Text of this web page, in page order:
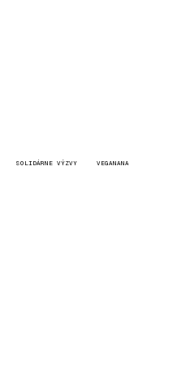
SOLIDÁRNE VÝZVY VEGANANA